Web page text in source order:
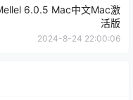
6.0.5 Mac中文Mac激
活版
2024-8-24 22:00:06